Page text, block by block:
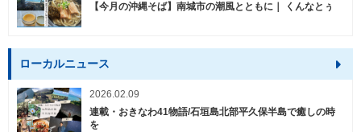
【今月の沖縄そば】南城市の潮風とともに｜ くんなとぅ
ローカルニュース
2026.02.09
連載・おきなわ41物語/石垣島北部平久保半島で癒しの時
を